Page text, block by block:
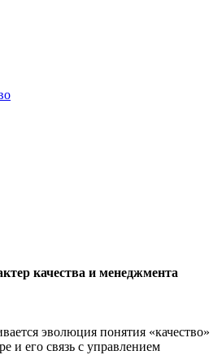
качества и менеджмента
эволюция понятия «качество»
и его связь с управлением